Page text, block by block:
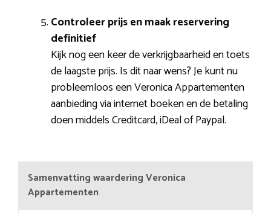
Controleer prijs en maak reservering
definitief
Kijk nog een keer de verkrijgbaarheid en toets
de laagste prijs. Is dit naar wens? Je kunt nu
probleemloos een Veronica Appartementen
aanbieding via internet boeken en de betaling
doen middels Creditcard, iDeal of Paypal.
Samenvatting waardering Veronica
Appartementen